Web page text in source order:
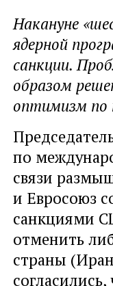
Накануне
ядерной
санкции.
образом
оптимизм по
по
связи
и Евросоюз
санкциями
отменить
страны